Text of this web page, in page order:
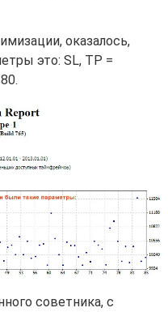
оказалось,
это: SL, TP =
советника, с